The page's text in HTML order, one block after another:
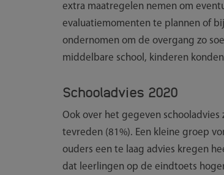
extra maatregelen nemen om
evaluatiemomenten te plannen of
ondernomen om de overgang zo
middelbare school, kinderen
Schooladvies 2020
Ook over het gegeven
tevreden (81%). Een kleine groep
ouders een te laag advies kregen
dat leerlingen op de eindtoets